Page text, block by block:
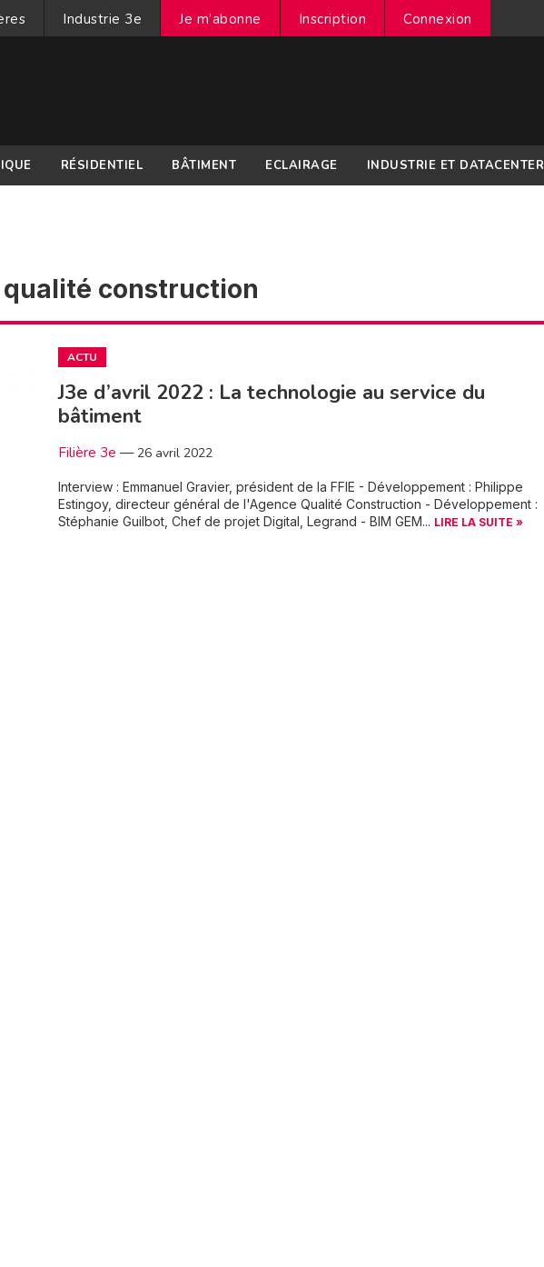
Industrie 3e Je m’abonne Inscription Connexion
RÉSIDENTIEL BÂTIMENT ECLAIRAGE INDUSTRIE ET DATACENTER
construction
ACTU
J3e d’avril 2022 : La technologie au service du
bâtiment
Filière 3e — 26 avril 2022
Interview : Emmanuel Gravier, président de la FFIE - Développement : Philippe
Estingoy, directeur général de l'Agence Qualité Construction - Développement :
Stéphanie Guilbot, Chef de projet Digital, Legrand - BIM GEM... LIRE LA SUITE »